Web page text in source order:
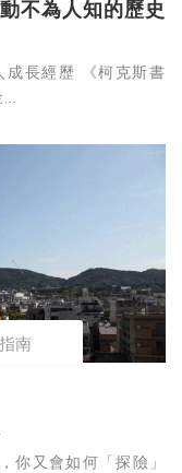
不為人知的歷史
成長經歷 《柯克斯書
南
你又會如何「探險」